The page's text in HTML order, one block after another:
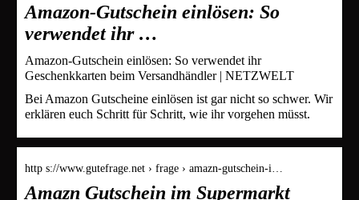
Amazon-Gutschein einlösen: So
verwendet ihr …
Amazon-Gutschein einlösen: So verwendet ihr
Geschenkkarten beim Versandhändler | NETZWELT
Bei Amazon Gutscheine einlösen ist gar nicht so schwer. Wir
erklären euch Schritt für Schritt, wie ihr vorgehen müsst.
http s://www.gutefrage.net › frage › amazn-gutschein-i…
Amazn Gutschein im Supermarkt